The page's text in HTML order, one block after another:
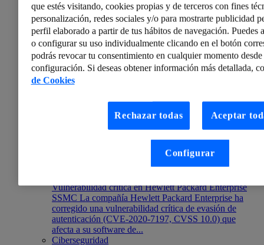
Noticias de Ciberseguridad: Boletín semanal 24-30 de
Vulnerabilidad crítica en Hewlett Packard Enterprise
SSMC La compañía Hewlett Packard Enterprise ha
corregido una vulnerabilidad crítica de evasión de
autenticación (CVE-2020-7197, CVSS 10.0) que
afecta a su software de...
Ciberseguridad
que estés visitando, cookies propias y de terceros con fines
personalización, redes sociales y/o para mostrarte publicidad
perfil elaborado a partir de tus hábitos de navegación. Puedes
o configurar su uso individualmente clicando en el botón
podrás revocar tu consentimiento en cualquier momento
configuración. Si deseas obtener información más detallada,
de Cookies
Rechazar todas Aceptar
Configurar